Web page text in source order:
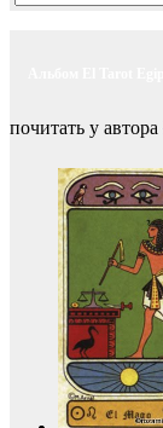
почитать у автора